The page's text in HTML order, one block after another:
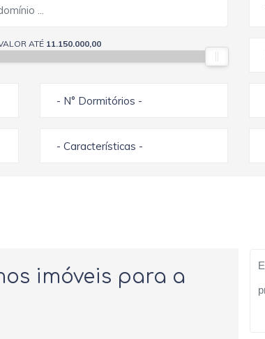
ATÉ 11.150.000,00
- N° Dormitórios -
- Características -
imóveis para a